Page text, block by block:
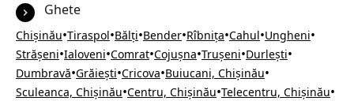
Ghete
Chișinău•Tiraspol•Bălți•Bender•Rîbnița•Cahul•Ungheni•
Strășeni•Ialoveni•Comrat•Cojușna•Trușeni•Durlești•
Dumbravă•Grăiești•Cricova•Buiucani, Chișinău•
Sculeanca, Chișinău•Centru, Chișinău•Telecentru, Chișinău•